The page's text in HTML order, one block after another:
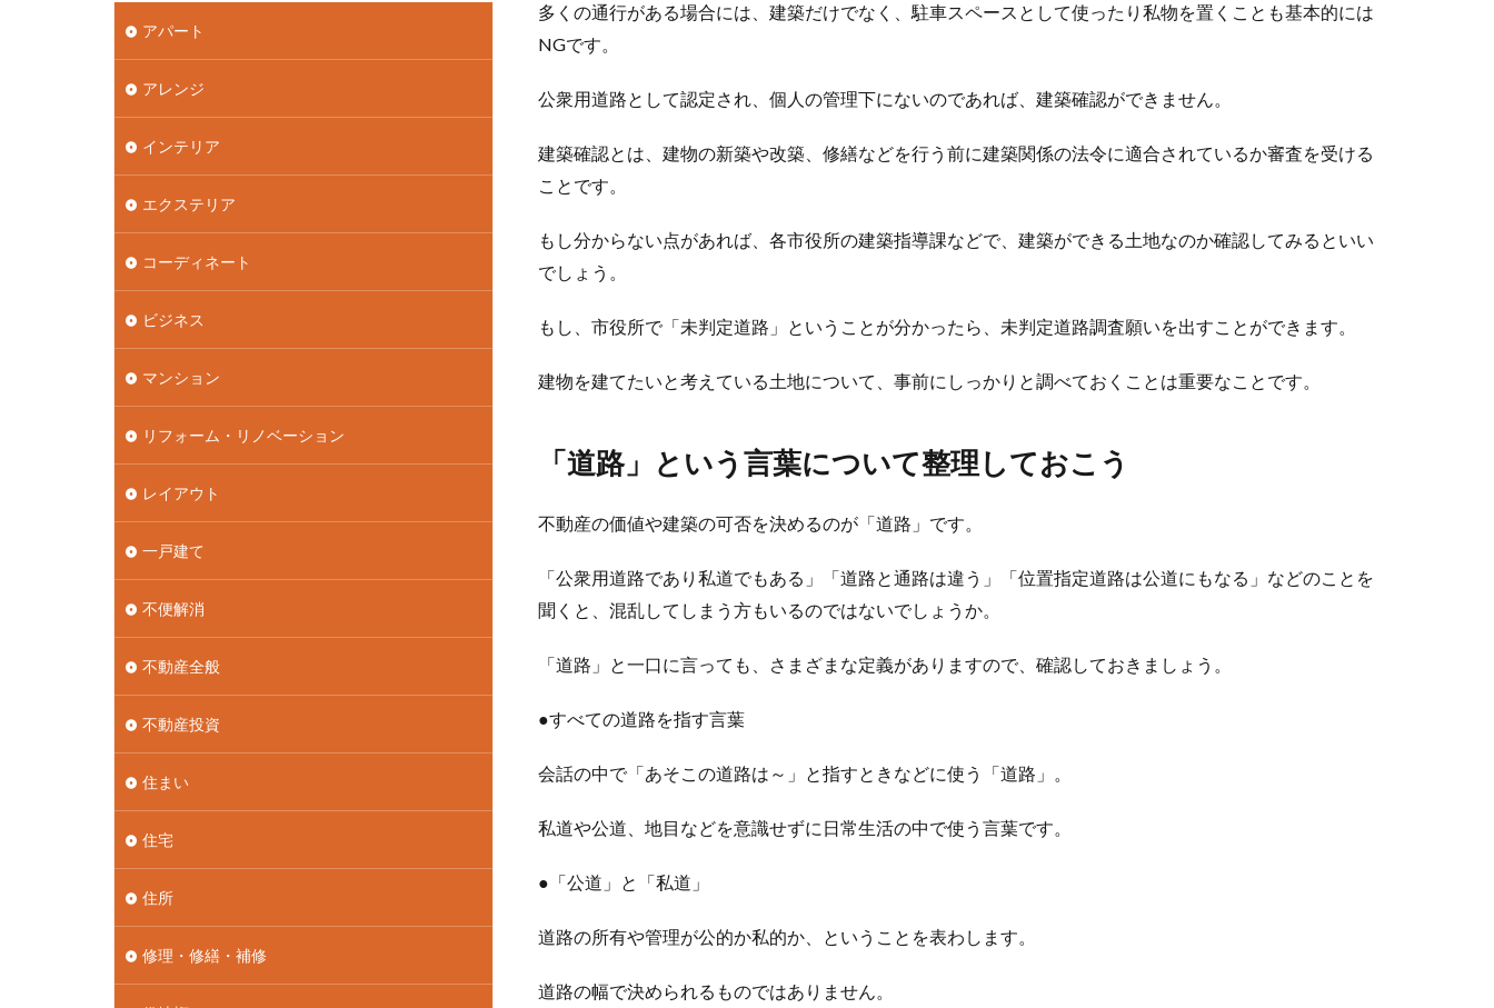
多くの通行がある場合には、建築だけでなく、駐車スペースとして使ったり私物を置くことも基本的には
NGです。
公衆用道路として認定され、個人の管理下にないのであれば、建築確認ができません。
建築確認とは、建物の新築や改築、修繕などを行う前に建築関係の法令に適合されているか審査を受ける
ことです。
もし分からない点があれば、各市役所の建築指導課などで、建築ができる土地なのか確認してみるといい
でしょう。
もし、市役所で「未判定道路」ということが分かったら、未判定道路調査願いを出すことができます。
建物を建てたいと考えている土地について、事前にしっかりと調べておくことは重要なことです。
「道路」という言葉について整理しておこう
不動産の価値や建築の可否を決めるのが「道路」です。
「公衆用道路であり私道でもある」「道路と通路は違う」「位置指定道路は公道にもなる」などのことを
聞くと、混乱してしまう方もいるのではないでしょうか。
「道路」と一口に言っても、さまざまな定義がありますので、確認しておきましょう。
●すべての道路を指す言葉
会話の中で「あそこの道路は～」と指すときなどに使う「道路」。
私道や公道、地目などを意識せずに日常生活の中で使う言葉です。
●「公道」と「私道」
道路の所有や管理が公的か私的か、ということを表わします。
道路の幅で決められるものではありません。
アパート
アレンジ
インテリア
エクステリア
コーディネート
ビジネス
マンション
リフォーム・リノベーション
レイアウト
一戸建て
不便解消
不動産全般
不動産投資
住まい
住宅
住所
修理・修繕・補修